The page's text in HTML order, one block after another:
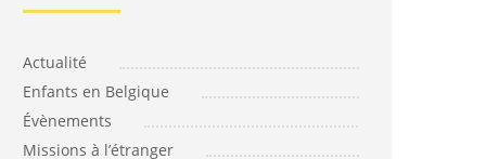
Actualité
Enfants en Belgique
Évènements
Missions à l’étranger